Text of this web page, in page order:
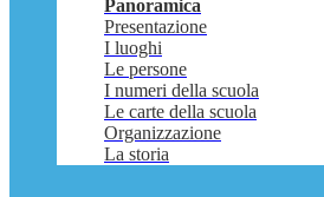
Panoramica
Presentazione
I luoghi
Le persone
I numeri della scuola
Le carte della scuola
Organizzazione
La storia